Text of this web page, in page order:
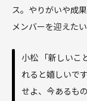
ス。やりがいや成
メンバーを迎えた
小松 「新しいこ
れると嬉しいで
せよ、今あるも